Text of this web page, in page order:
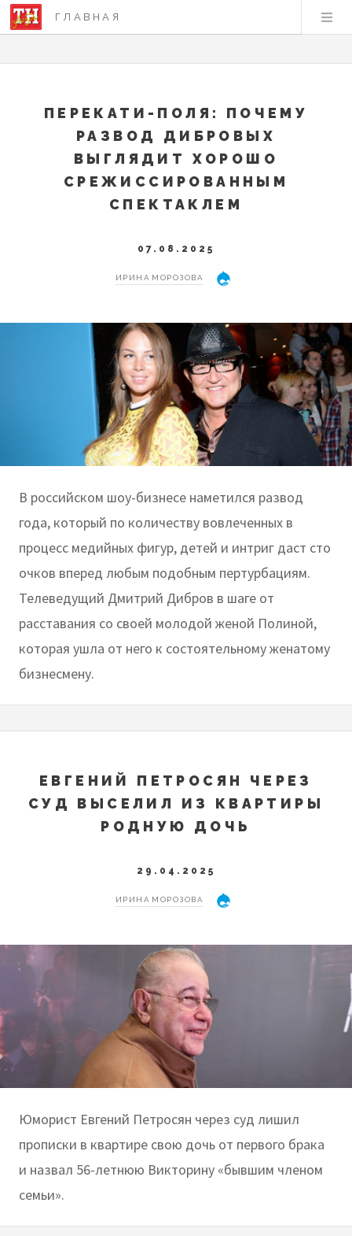
ГЛАВНАЯ
ПЕРЕКАТИ-ПОЛЯ: ПОЧЕМУ
РАЗВОД ДИБРОВЫХ
ВЫГЛЯДИТ ХОРОШО
СРЕЖИССИРОВАННЫМ
СПЕКТАКЛЕМ
07.08.2025
ИРИНА МОРОЗОВА
В российском шоу-бизнесе наметился развод
года, который по количеству вовлеченных в
процесс медийных фигур, детей и интриг даст сто
очков вперед любым подобным пертурбациям.
Телеведущий Дмитрий Дибров в шаге от
расставания со своей молодой женой Полиной,
которая ушла от него к состоятельному женатому
бизнесмену.
ЕВГЕНИЙ ПЕТРОСЯН ЧЕРЕЗ
СУД ВЫСЕЛИЛ ИЗ КВАРТИРЫ
РОДНУЮ ДОЧЬ
29.04.2025
ИРИНА МОРОЗОВА
Юморист Евгений Петросян через суд лишил
прописки в квартире свою дочь от первого брака
и назвал 56-летнюю Викторину «бывшим членом
семьи».